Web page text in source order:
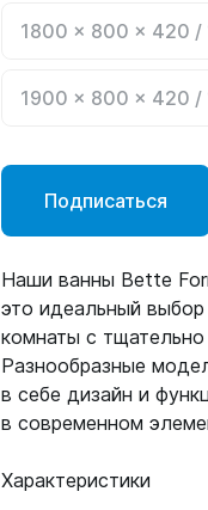
1800 x 800 x 420 /
1900 x 800 x 420 /
Подписаться
Наши ванны Bette
это идеальный
комнаты с
Разнообразные
в себе дизайн и
в современном
Характеристики